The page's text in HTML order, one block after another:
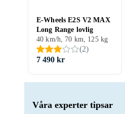
Våra experter tipsar
E-Wheels E2S V2 MAX
Long Range lovlig
40 km/h, 70 km, 125 kg
(2)
7 490 kr